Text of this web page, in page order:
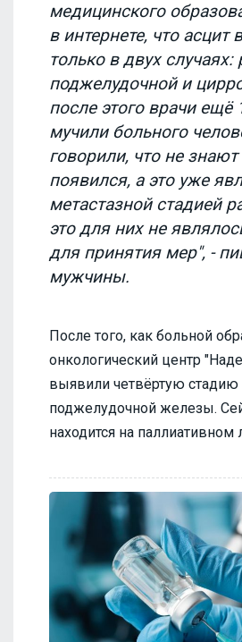
медицинского
в интернете, что асцит
только в двух случаях:
поджелудочной и
после этого врачи ещё
мучили больного
говорили, что не знают
появился, а это уже
метастазной стадией
это для них не
для принятия мер", -
мужчины.
После того, как больной
онкологический центр
выявили четвёртую стадию
поджелудочной железы.
находится на паллиативном